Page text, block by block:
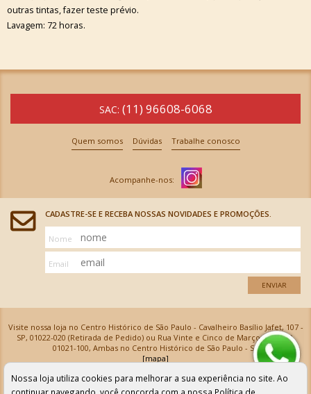
outras tintas, fazer teste prévio.
Lavagem: 72 horas.
SAC: (11) 96608-6068
Quem somos Dúvidas Trabalhe conosco
CADASTRE-SE E RECEBA NOSSAS NOVIDADES E PROMOÇÕES.
Nome
Email
ENVIAR
Visite nossa loja no Centro Histórico de São Paulo - Cavalheiro Basílio Jafet, 107 -
SP, 01022-020 (Retirada de Pedido) ou Rua Vinte e Cinco de Março, 576 - SP,
01021-100, Ambas no Centro Histórico de São Paulo - SP
[mapa]
Armarinhos Santa Cecília Ltda | CNPJ: 61.069.639/0001-18
Os preços e as condições de pagamento apresentadas na loja virtual não valem para nossa loja física e
podem sofrer alterações sem aviso prévio. Vendas com cartão de crédito sujeitas a análise e
Nossa loja utiliza cookies para melhorar a sua experiência no site. Ao